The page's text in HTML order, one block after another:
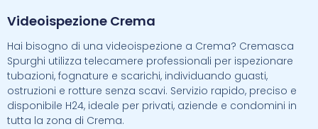
Videoispezione Crema
Hai bisogno di una videoispezione a Crema? Cremasca
Spurghi utilizza telecamere professionali per ispezionare
tubazioni, fognature e scarichi, individuando guasti,
ostruzioni e rotture senza scavi. Servizio rapido, preciso e
disponibile H24, ideale per privati, aziende e condomini in
tutta la zona di Crema.